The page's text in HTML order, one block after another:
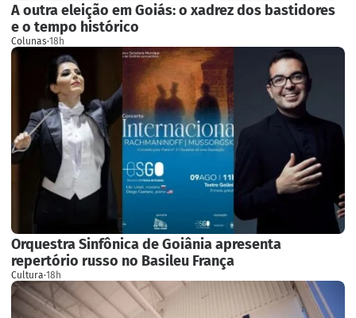
A outra eleição em Goiás: o xadrez dos bastidores
e o tempo histórico
Colunas·18h
Orquestra Sinfônica de Goiânia apresenta
repertório russo no Basileu França
Cultura·18h